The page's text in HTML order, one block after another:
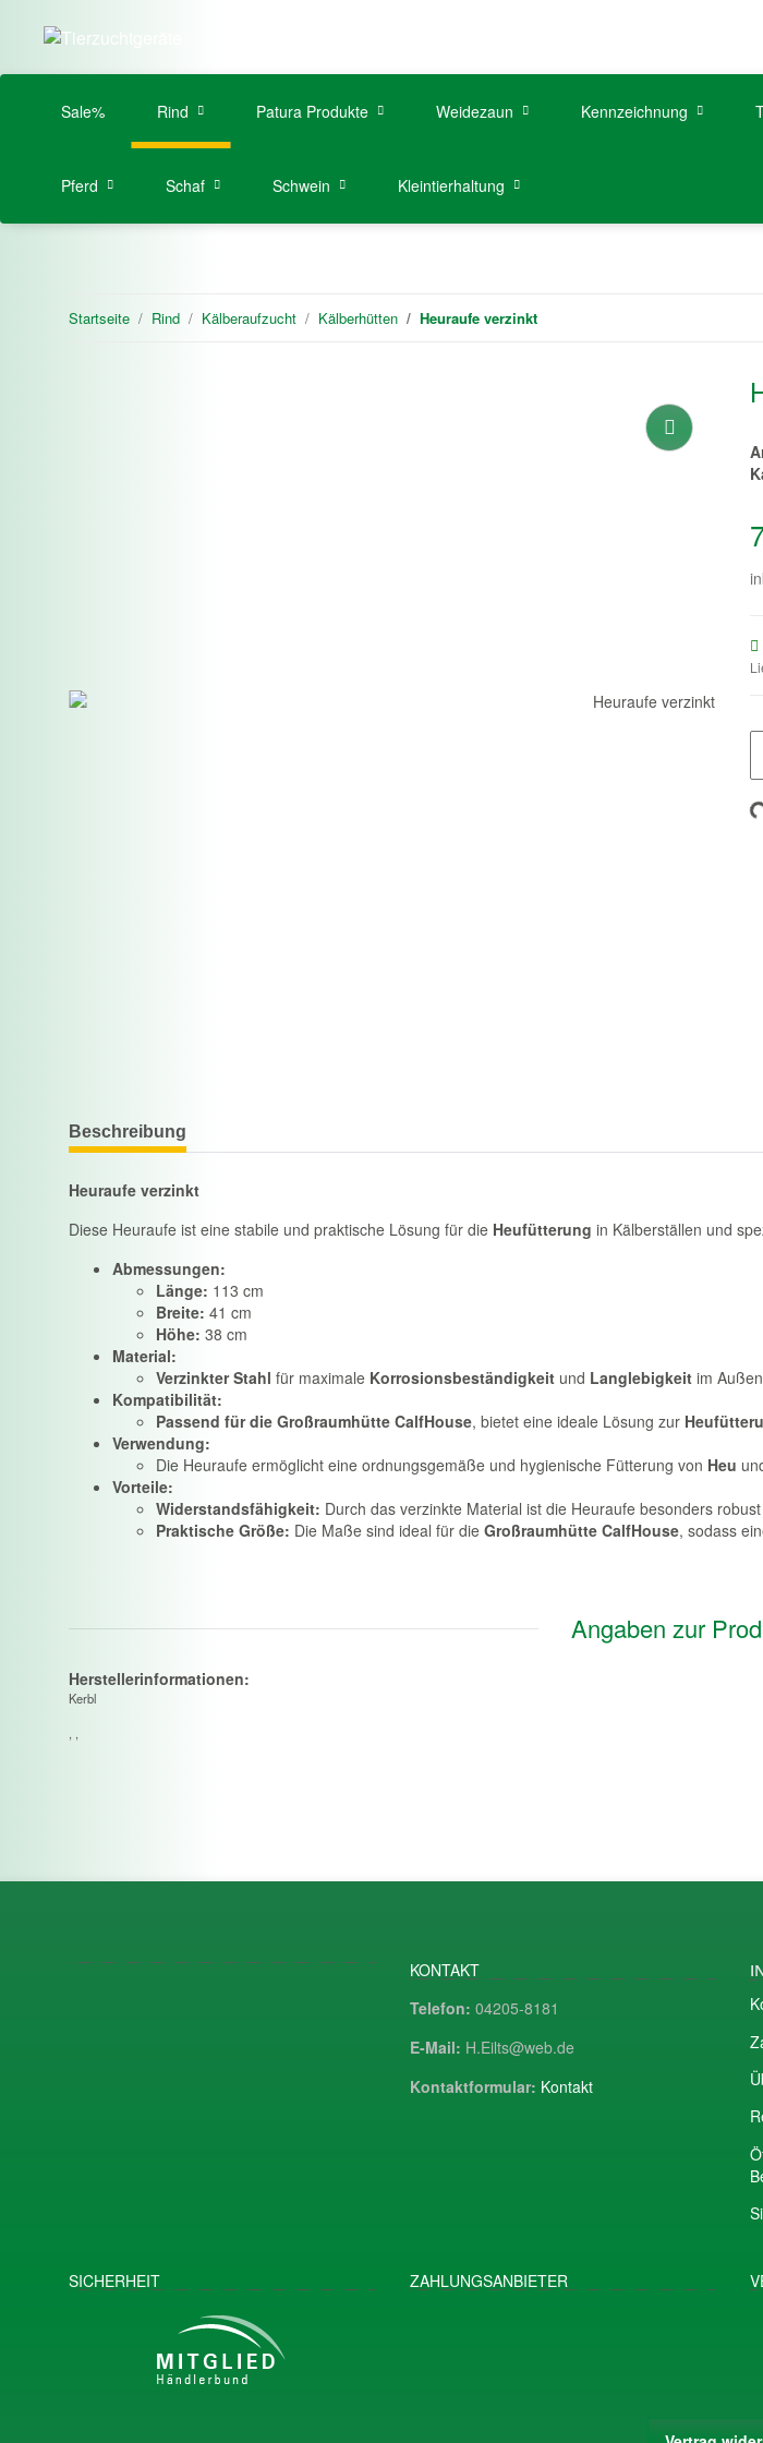
Sale% Rind Patura Produkte Weidezaun Kennzeichnung
Pferd Schaf Schwein Kleintierhaltung
Startseite Rind Kälberaufzucht Kälberhütten Heuraufe verzinkt
Beschreibung
Heuraufe verzinkt
Diese Heuraufe ist eine stabile und praktische Lösung für die Heufütterung in Kälberställen und
Abmessungen:
Länge: 113 cm
Breite: 41 cm
Höhe: 38 cm
Material:
Verzinkter Stahl für maximale Korrosionsbeständigkeit und Langlebigkeit im
Kompatibilität:
Passend für die Großraumhütte CalfHouse, bietet eine ideale Lösung zur
Verwendung:
Die Heuraufe ermöglicht eine ordnungsgemäße und hygienische Fütterung von Heu
Vorteile:
Widerstandsfähigkeit: Durch das verzinkte Material ist die Heuraufe besonders
Praktische Größe: Die Maße sind ideal für die Großraumhütte CalfHouse, sodass
Angaben zur
Herstellerinformationen:
Kerbl
, ,
KONTAKT
Telefon: 04205-8181
E-Mail: H.Eilts@web.de
Kontaktformular: Kontakt
SICHERHEIT ZAHLUNGSANBIETER